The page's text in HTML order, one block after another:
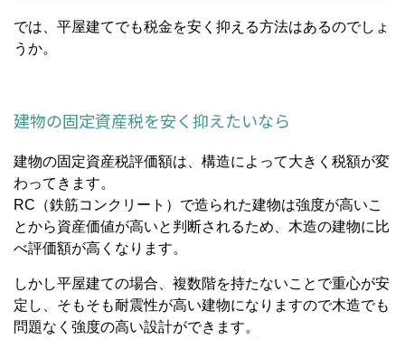
では、平屋建てでも税金を安く抑える方法はあるのでしょ
うか。
建物の固定資産税を安く抑えたいなら
建物の固定資産税評価額は、構造によって大きく税額が変
わってきます。
RC（鉄筋コンクリート）で造られた建物は強度が高いこ
とから資産価値が高いと判断されるため、木造の建物に比
べ評価額が高くなります。
しかし平屋建ての場合、複数階を持たないことで重心が安
定し、そもそも耐震性が高い建物になりますので木造でも
問題なく強度の高い設計ができます。